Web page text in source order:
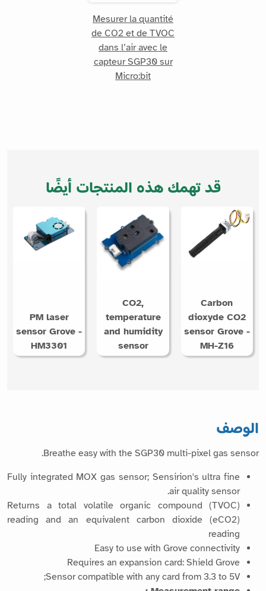
Mesurer la quantité
de CO2 et de TVOC
dans l’air avec le
capteur SGP30 sur
Micro:bit
قد تهمك هذه المنتجات أيضًا
Carbon
dioxyde CO2
sensor Grove -
MH-Z16
CO2,
temperature
and humidity
sensor
PM laser
sensor Grove -
HM3301
الوصف
Breathe easy with the SGP30 multi-pixel gas sensor.
Fully integrated MOX gas sensor; Sensirion's ultra fine
air quality sensor.
Returns a total volatile organic compound (TVOC)
reading and an equivalent carbon dioxide (eCO2)
reading
Easy to use with Grove connectivity
Requires an expansion card: Shield Grove
Sensor compatible with any card from 3.3 to 5V;